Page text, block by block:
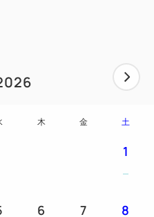
シ/ナイトウェア/綿棒/コ
ニティコーナーからご
ソフトドリンクを無料の
木 金 土
1
6 7 8